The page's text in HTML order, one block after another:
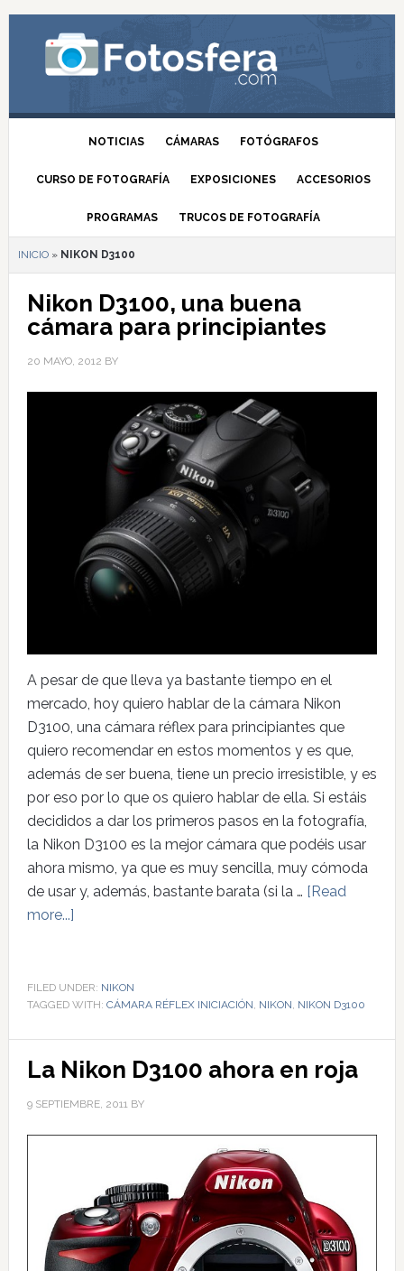
NOTICIAS CÁMARAS FOTÓGRAFOS
CURSO DE FOTOGRAFÍA EXPOSICIONES ACCESORIOS
PROGRAMAS TRUCOS DE FOTOGRAFÍA
INICIO» NIKON D3100
Nikon D3100, una buena
cámara para principiantes
20 MAYO, 2012 BY
A pesar de que lleva ya bastante tiempo en el
mercado, hoy quiero hablar de la cámara Nikon
D3100, una cámara réflex para principiantes que
quiero recomendar en estos momentos y es que,
además de ser buena, tiene un precio irresistible, y es
por eso por lo que os quiero hablar de ella. Si estáis
decididos a dar los primeros pasos en la fotografía,
la Nikon D3100 es la mejor cámara que podéis usar
ahora mismo, ya que es muy sencilla, muy cómoda
de usar y, además, bastante barata (si la … [Read
more...]
FILED UNDER: NIKON
TAGGED WITH: CÁMARA RÉFLEX INICIACIÓN, NIKON, NIKON D3100
La Nikon D3100 ahora en roja
9 SEPTIEMBRE, 2011BY